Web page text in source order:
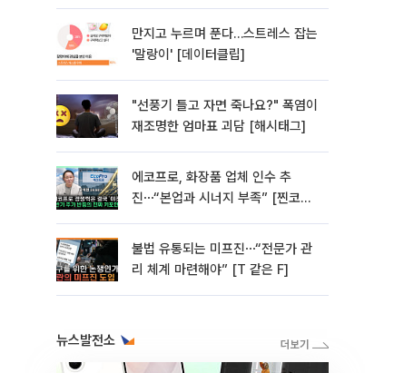
만지고 누르며 푼다…스트레스 잡는
'말랑이' [데이터클립]
"선풍기 틀고 자면 죽나요?" 폭염이
재조명한 엄마표 괴담 [해시태그]
에코프로, 화장품 업체 인수 추
진⋯“본업과 시너지 부족” [찐코노
불법 유통되는 미프진⋯“전문가 관
리 체계 마련해야” [T 같은 F]
뉴스발전소